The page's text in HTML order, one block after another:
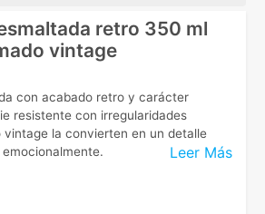
retro 350 ml
vintage
Leer Más
con acabado retro y carácter
resistente con irregularidades
vintage la convierten en un detalle